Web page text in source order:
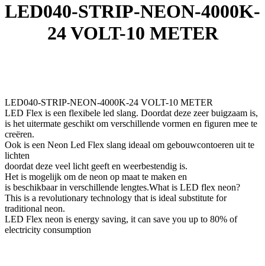
LED040-STRIP-NEON-4000K-
24 VOLT-10 METER
LED040-STRIP-NEON-4000K-24 VOLT-10 METER
LED Flex is een flexibele led slang. Doordat deze zeer buigzaam is,
is het uitermate geschikt om verschillende vormen en figuren mee te
creëren.
Ook is een Neon Led Flex slang ideaal om gebouwcontoeren uit te
lichten
doordat deze veel licht geeft en weerbestendig is.
Het is mogelijk om de neon op maat te maken en
is beschikbaar in verschillende lengtes.What is LED flex neon?
This is a revolutionary technology that is ideal substitute for
traditional neon.
LED Flex neon is energy saving, it can save you up to 80% of
electricity consumption